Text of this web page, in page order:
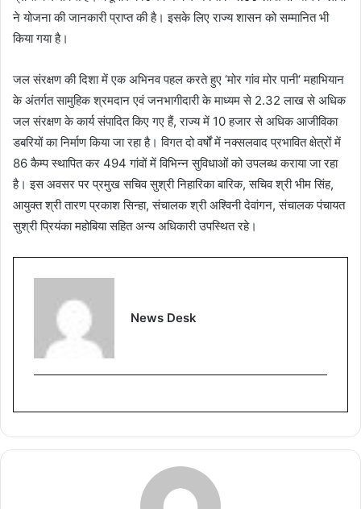
ने योजना की जानकारी प्राप्त की है। इसके लिए राज्य शासन को सम्मानित भी
किया गया है।
जल संरक्षण की दिशा में एक अभिनव पहल करते हुए ‘मोर गांव मोर पानी‘ महाभियान
के अंतर्गत सामुहिक श्रमदान एवं जनभागीदारी के माध्यम से 2.32 लाख से अधिक
जल संरक्षण के कार्य संपादित किए गए हैं, राज्य में 10 हजार से अधिक आजीविका
डबरियों का निर्माण किया जा रहा है। विगत दो वर्षों में नक्सलवाद प्रभावित क्षेत्रों में
86 कैम्प स्थापित कर 494 गांवों में विभिन्न सुविधाओं को उपलब्ध कराया जा रहा
है। इस अवसर पर प्रमुख सचिव सुश्री निहारिका बारिक, सचिव श्री भीम सिंह,
आयुक्त श्री तारण प्रकाश सिन्हा, संचालक श्री अश्विनी देवांगन, संचालक पंचायत
सुश्री प्रियंका महोबिया सहित अन्य अधिकारी उपस्थित रहे।
News Desk